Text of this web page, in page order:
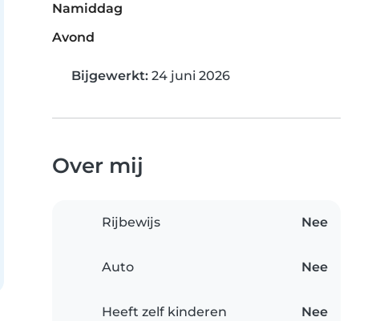
Namiddag
Avond
Bijgewerkt: 24 juni 2026
Over mij
Rijbewijs Nee
Auto Nee
Heeft zelf kinderen Nee